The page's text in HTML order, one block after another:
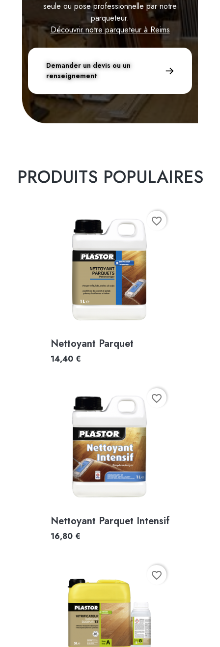
seule ou pose professionnelle par notre
parqueteur.
Découvrir notre parqueteur à Reims
Demander un devis ou un
renseignement
PRODUITS POPULAIRES
Nettoyant Parquet
14,40 €
favorite_border
Nettoyant Parquet Intensif
16,80 €
favorite_border
favorite_border